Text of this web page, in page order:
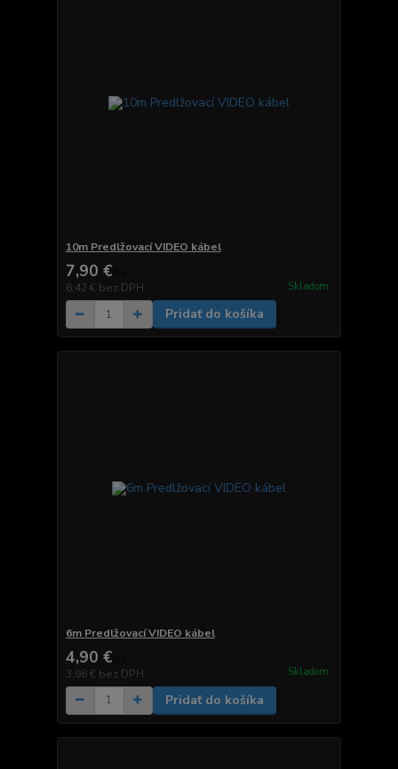
10m Predlžovací VIDEO kábel
7,90 €
6,42 € bez DPH Skladom
Pridať do košíka
6m Predlžovací VIDEO kábel
4,90 €
3,98 € bez DPH Skladom
Pridať do košíka